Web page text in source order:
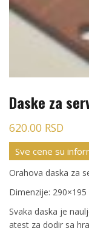
Daske za
620.00 RSD
Sve cene su
Orahova daska za
Dimenzije: 290×195
Svaka daska je
atest za dodir sa